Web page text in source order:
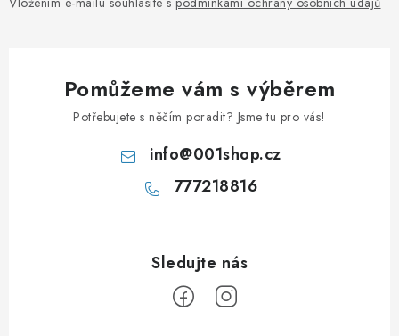
Pomůžeme vám s výběrem
Potřebujete s něčím poradit? Jsme tu pro vás!
info@001shop.cz
777218816